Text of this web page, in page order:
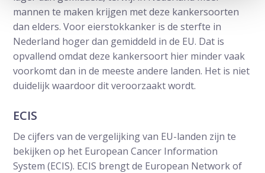
mannen te maken krijgen met deze kankersoorten
dan elders. Voor eierstokkanker is de sterfte in
Nederland hoger dan gemiddeld in de EU. Dat is
opvallend omdat deze kankersoort hier minder vaak
voorkomt dan in de meeste andere landen. Het is niet
duidelijk waardoor dit veroorzaakt wordt.
ECIS
De cijfers van de vergelijking van EU-landen zijn te
bekijken op het European Cancer Information
System (ECIS). ECIS brengt de European Network of